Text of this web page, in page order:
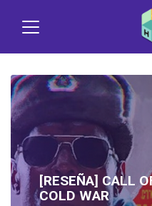
[RESEÑA] CALL
COLD WAR